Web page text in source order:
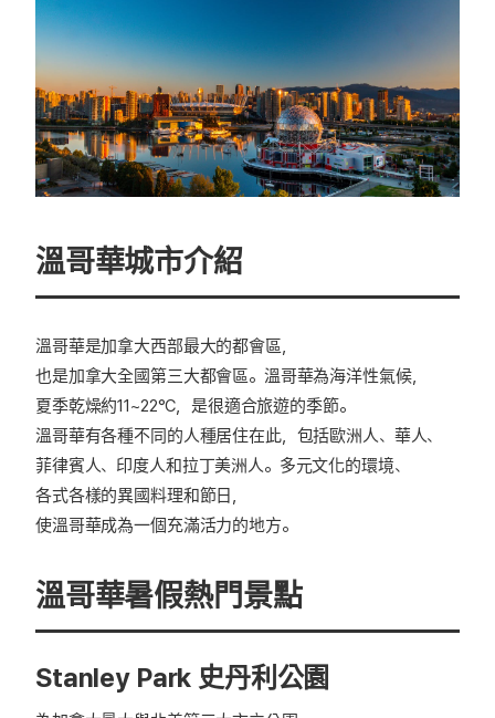
溫哥華城市介紹
溫哥華是加拿大西部最大的都會區，
也是加拿大全國第三大都會區。溫哥華為海洋性氣候，
夏季乾燥約11~22°C，是很適合旅遊的季節。
溫哥華有各種不同的人種居住在此，包括歐洲人、華人、
菲律賓人、印度人和拉丁美洲人。多元文化的環境、
各式各樣的異國料理和節日，
使溫哥華成為一個充滿活力的地方。
溫哥華暑假熱門景點
Stanley Park 史丹利公園